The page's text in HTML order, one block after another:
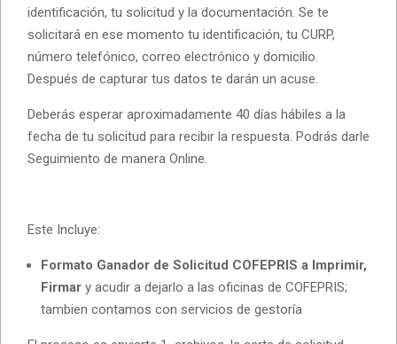
identificación, tu solicitud y la documentación. Se te
solicitará en ese momento tu identificación, tu CURP,
número telefónico, correo electrónico y domicilio.
Después de capturar tus datos te darán un acuse.
Deberás esperar aproximadamente 40 días hábiles a la
fecha de tu solicitud para recibir la respuesta. Podrás darle
Seguimiento de manera Online.
Este Incluye:
Formato Ganador de Solicitud COFEPRIS a Imprimir,
Firmar y acudir a dejarlo a las oficinas de COFEPRIS;
tambien contamos con servicios de gestoría